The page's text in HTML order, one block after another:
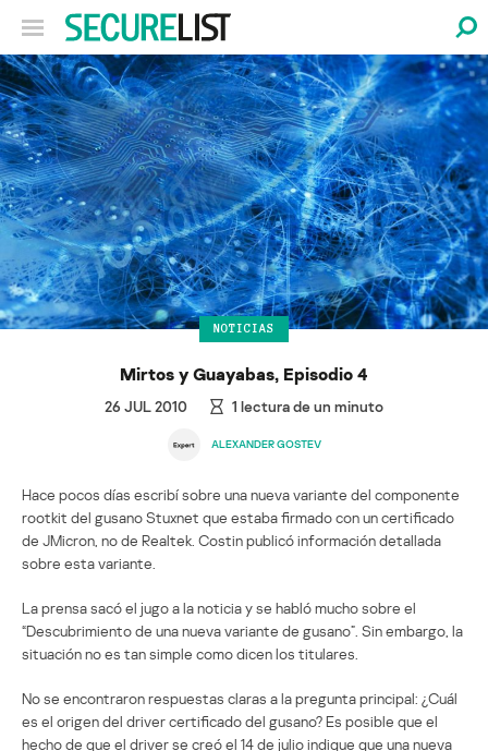
NOTICIAS
Mirtos y Guayabas, Episodio 4
26 JUL 2010 1 lectura de un minuto
ALEXANDER GOSTEV
Hace pocos días escribí sobre una nueva variante del componente
rootkit del gusano Stuxnet que estaba firmado con un certificado
de JMicron, no de Realtek. Costin publicó información detallada
sobre esta variante.
La prensa sacó el jugo a la noticia y se habló mucho sobre el
“Descubrimiento de una nueva variante de gusano”. Sin embargo, la
situación no es tan simple como dicen los titulares.
No se encontraron respuestas claras a la pregunta principal: ¿Cuál
es el origen del driver certificado del gusano? Es posible que el
hecho de que el driver se creó el 14 de julio indique que una nueva